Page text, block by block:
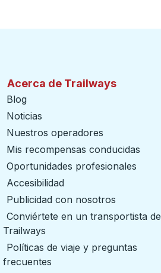
Acerca de Trailways
Blog
Noticias
Nuestros operadores
Mis recompensas conducidas
Oportunidades profesionales
Accesibilidad
Publicidad con nosotros
Conviértete en un transportista de
Trailways
Políticas de viaje y preguntas
frecuentes